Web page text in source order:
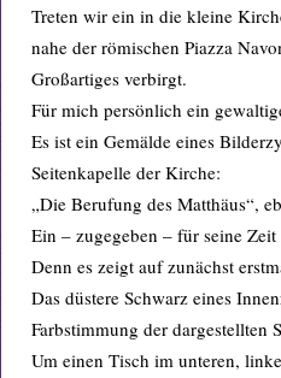
Treten wir ein in die kleine
nahe der römischen Piazza
Großartiges verbirgt.
Für mich persönlich ein
Es ist ein Gemälde eines
Seitenkapelle der Kirche:
„Die Berufung des Matthäus“,
Ein – zugegeben – für seine
Denn es zeigt auf zunächst
Das düstere Schwarz eines
Farbstimmung der dargestellten
Um einen Tisch im unteren,